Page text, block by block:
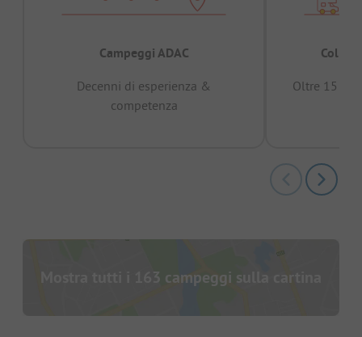
Campeggi ADAC
Decenni di esperienza &
competenza
Oltre 15
Mostra tutti i 163 campeggi sulla cartina